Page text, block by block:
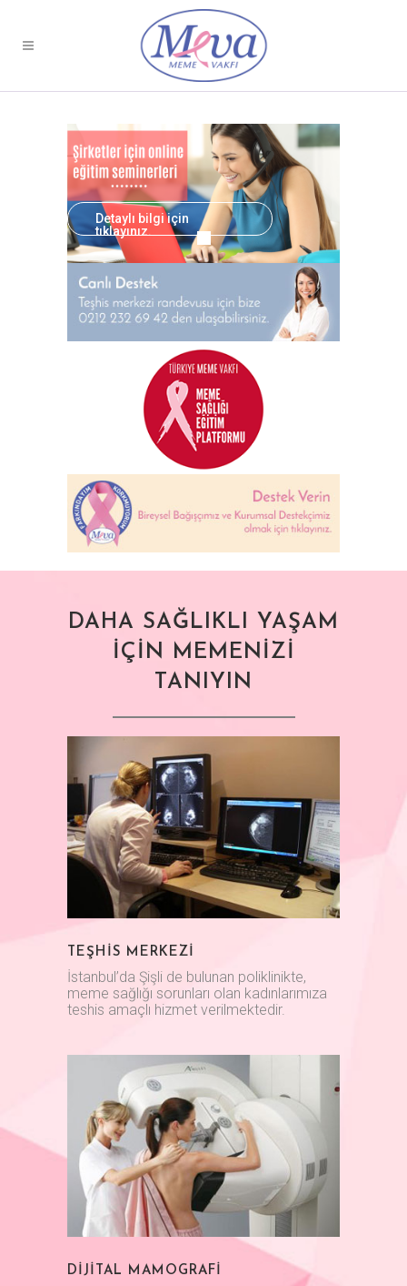
you do not have
to lose your
breast !
If you are diagnosed
with breast cancer,
Detaylı bilgi için
tıklayınız.
DAHA SAĞLIKLI YAŞAM
İÇİN MEMENİZİ
TANIYIN
TEŞHİS MERKEZİ
İstanbul’da Şişli de bulunan poliklinikte,
meme sağlığı sorunları olan kadınlarımıza
teshis amaçlı hizmet verilmektedir.
DİJİTAL MAMOGRAFİ